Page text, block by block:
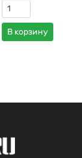
В корзину